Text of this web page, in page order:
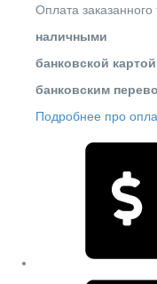
Оплата
наличными
банковской картой
банковским
Подробнее про